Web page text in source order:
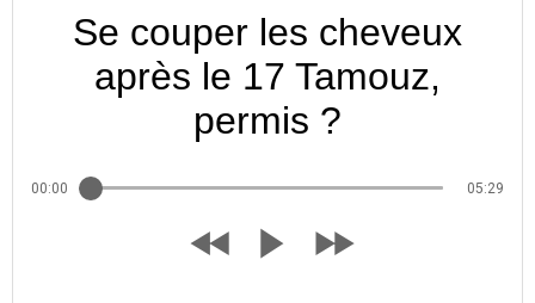
Se couper les cheveux
après le 17 Tamouz,
permis ?
00:00 05:29